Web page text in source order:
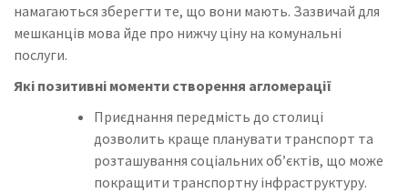
намагаються зберегти те, що вони мають. Зазвичай для
мешканців мова йде про нижчу ціну на комунальні
послуги.
Які позитивні моменти створення агломерації
Приєднання передмість до столиці
дозволить краще планувати транспорт та
розташування соціальних об’єктів, що може
покращити транспортну інфраструктуру.